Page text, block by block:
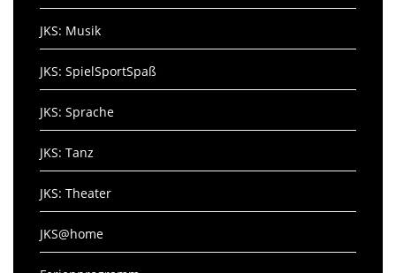
JKS: Musik
JKS: SpielSportSpaß
JKS: Sprache
JKS: Tanz
JKS: Theater
JKS@home